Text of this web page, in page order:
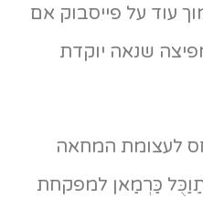
על פייסבוק אם
שנאה יוקדת
לעצומת המחאה
כַּרְמַאן למפקחת